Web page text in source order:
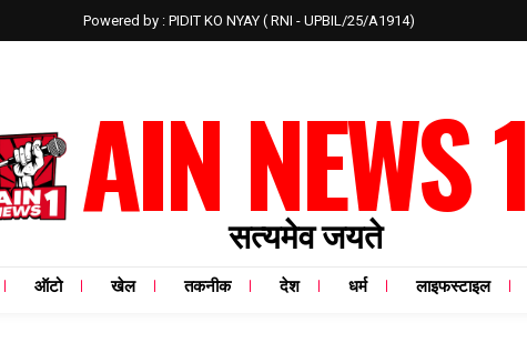
Powered by : PIDIT KO NYAY ( RNI - UPBIL/25/A1914)
AIN NEWS 1
सत्यमेव जयते
ऑटो खेल तकनीक देश धर्म लाइफस्टाइल